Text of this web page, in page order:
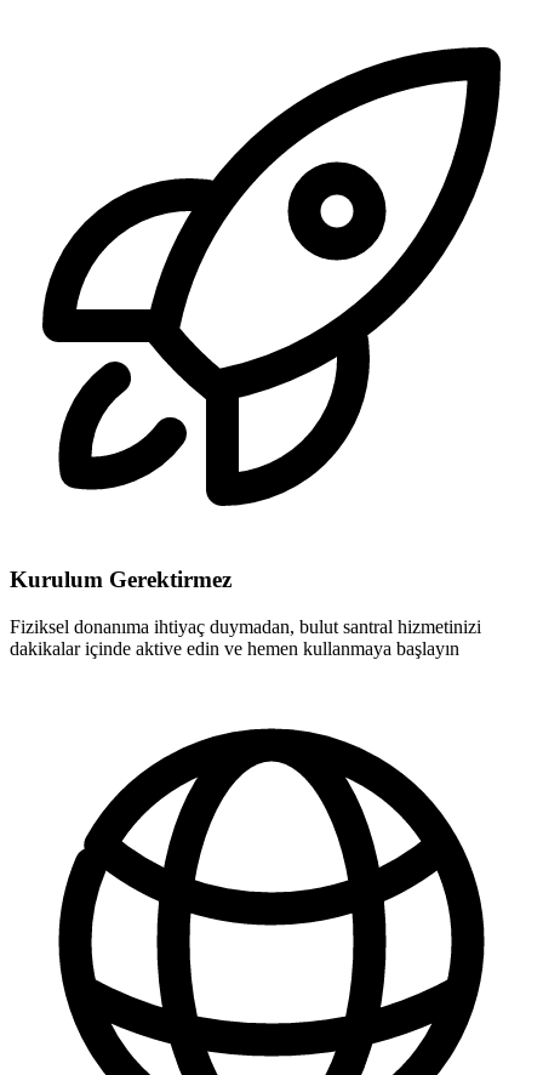
Kurulum Gerektirmez
Fiziksel donanıma ihtiyaç duymadan, bulut santral hizmetinizi
dakikalar içinde aktive edin ve hemen kullanmaya başlayın